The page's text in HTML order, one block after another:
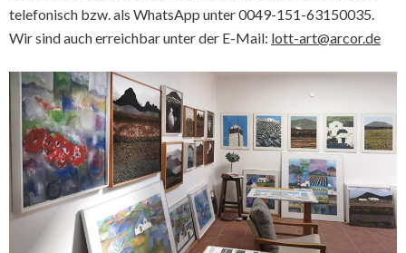
telefonisch bzw. als WhatsApp unter 0049-151-63150035.
Wir sind auch erreichbar unter der E-Mail: lott-art@arcor.de